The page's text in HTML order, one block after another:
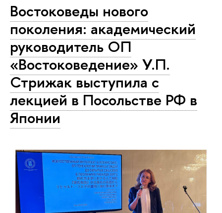
Востоковеды нового
поколения: академический
руководитель ОП
«Востоковедение» У.П.
Стрижак выступила с
лекцией в Посольстве РФ в
Японии